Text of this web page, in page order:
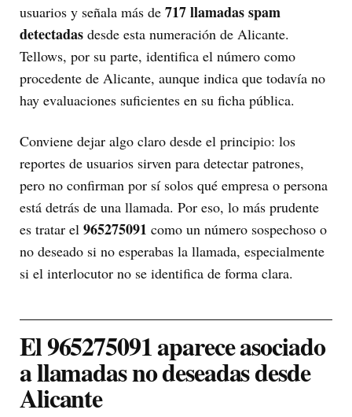
usuarios y señala más de 717 llamadas spam
detectadas desde esta numeración de Alicante.
Tellows, por su parte, identifica el número como
procedente de Alicante, aunque indica que todavía no
hay evaluaciones suficientes en su ficha pública.
Conviene dejar algo claro desde el principio: los
reportes de usuarios sirven para detectar patrones,
pero no confirman por sí solos qué empresa o persona
está detrás de una llamada. Por eso, lo más prudente
es tratar el 965275091 como un número sospechoso o
no deseado si no esperabas la llamada, especialmente
si el interlocutor no se identifica de forma clara.
El 965275091 aparece asociado
a llamadas no deseadas desde
Alicante